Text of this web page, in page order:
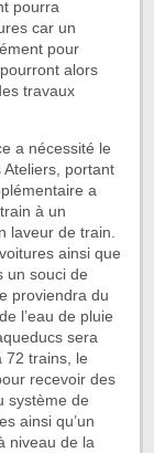
pourra
car un
pour
alors
travaux
a nécessité le
portant
a
à un
laveur de train.
ainsi que
un souci de
proviendra du
l’eau de pluie
sera
72 trains, le
recevoir des
système de
ainsi qu’un
niveau de la